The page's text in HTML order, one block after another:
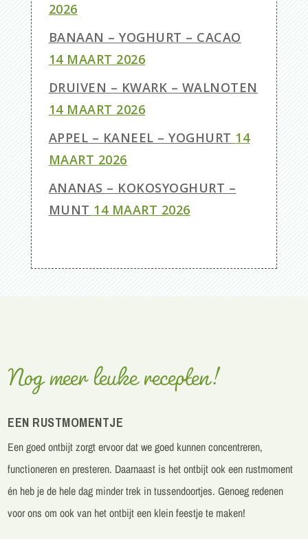
2026
BANAAN – YOGHURT – CACAO
14 MAART 2026
DRUIVEN – KWARK – WALNOTEN
14 MAART 2026
APPEL – KANEEL – YOGHURT 14
MAART 2026
ANANAS – KOKOSYOGHURT –
MUNT 14 MAART 2026
Nog meer leuke recepten!
EEN RUSTMOMENTJE
Een goedontbijtzorgt ervoor dat we goed kunnen concentreren,
functioneren en presteren. Daarnaast is het ontbijt ook een rustmoment
én heb je de hele dag minder trek in tussendoortjes. Genoeg redenen
voor ons om ook van het ontbijt een klein feestje te maken!